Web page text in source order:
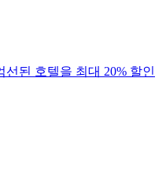
된 호텔을 최대 20% 할인